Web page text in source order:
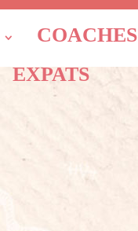
COACHES
EXPATS